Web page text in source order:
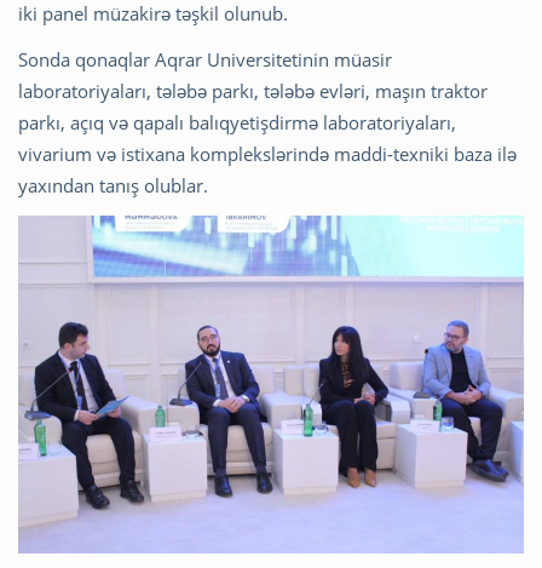
iki panel müzakirə təşkil olunub.
Sonda qonaqlar Aqrar Universitetinin müasir
laboratoriyaları, tələbə parkı, tələbə evləri, maşın traktor
parkı, açıq və qapalı balıqyetişdirmə laboratoriyaları,
vivarium və istixana komplekslərində maddi-texniki baza ilə
yaxından tanış olublar.